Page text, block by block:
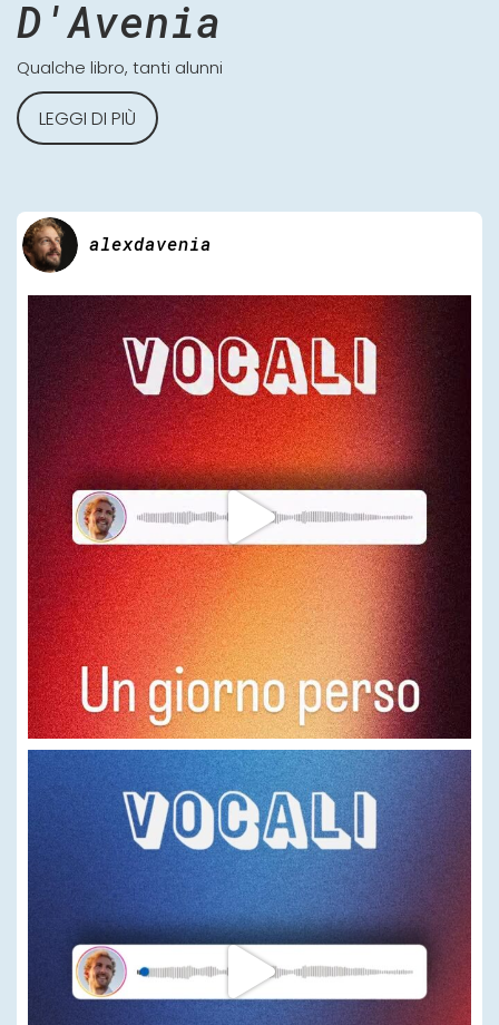
D'Avenia
Qualche libro, tanti alunni
LEGGI DI PIÙ
alexdavenia